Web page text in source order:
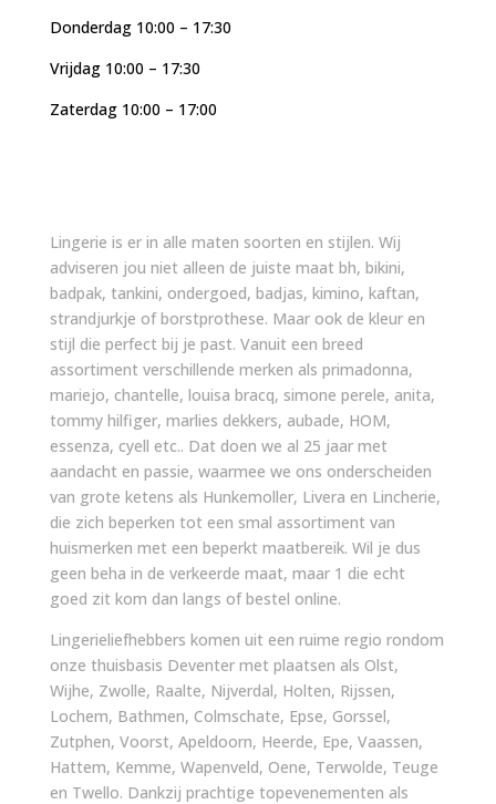
Donderdag 10:00 – 17:30
Vrijdag 10:00 – 17:30
Zaterdag 10:00 – 17:00
Lingerie is er in alle maten soorten en stijlen. Wij
adviseren jou niet alleen de juiste maat bh, bikini,
badpak, tankini, ondergoed, badjas, kimino, kaftan,
strandjurkje of borstprothese. Maar ook de kleur en
stijl die perfect bij je past. Vanuit een breed
assortiment verschillende merken als primadonna,
mariejo, chantelle, louisa bracq, simone perele, anita,
tommy hilfiger, marlies dekkers, aubade, HOM,
essenza, cyell etc.. Dat doen we al 25 jaar met
aandacht en passie, waarmee we ons onderscheiden
van grote ketens als Hunkemoller, Livera en Lincherie,
die zich beperken tot een smal assortiment van
huismerken met een beperkt maatbereik. Wil je dus
geen beha in de verkeerde maat, maar 1 die echt
goed zit kom dan langs of bestel online.
Lingerieliefhebbers komen uit een ruime regio rondom
onze thuisbasis Deventer met plaatsen als Olst,
Wijhe, Zwolle, Raalte, Nijverdal, Holten, Rijssen,
Lochem, Bathmen, Colmschate, Epse, Gorssel,
Zutphen, Voorst, Apeldoorn, Heerde, Epe, Vaassen,
Hattem, Kemme, Wapenveld, Oene, Terwolde, Teuge
en Twello. Dankzij prachtige topevenementen als